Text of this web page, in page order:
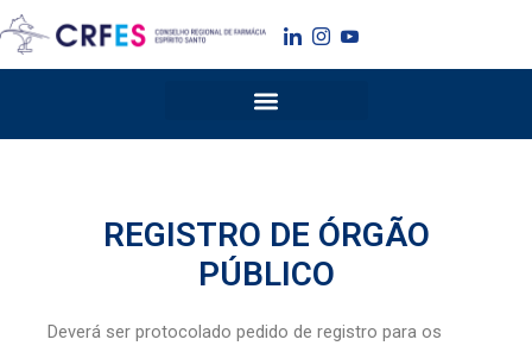
para
o
REGISTRO DE ÓRGÃO
PÚBLICO
Deverá ser protocolado pedido de registro para os